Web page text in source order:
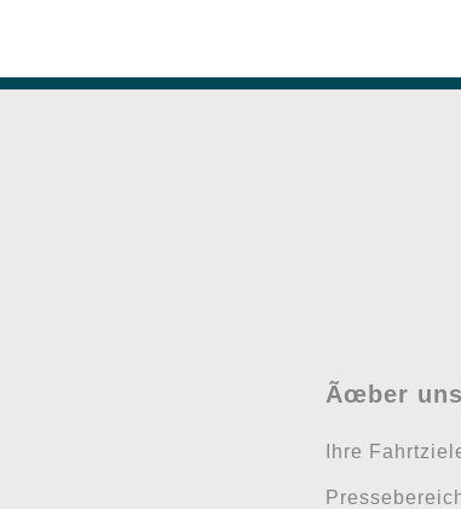
Ãœber uns
Ihre